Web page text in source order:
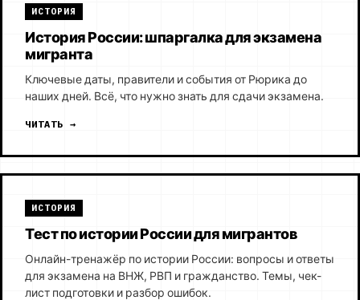
ИСТОРИЯ
История России: шпаргалка для экзамена
мигранта
Ключевые даты, правители и события от Рюрика до
наших дней. Всё, что нужно знать для сдачи экзамена.
ЧИТАТЬ →
ИСТОРИЯ
Тест по истории России для мигрантов
Онлайн-тренажёр по истории России: вопросы и ответы
для экзамена на ВНЖ, РВП и гражданство. Темы, чек-
лист подготовки и разбор ошибок.